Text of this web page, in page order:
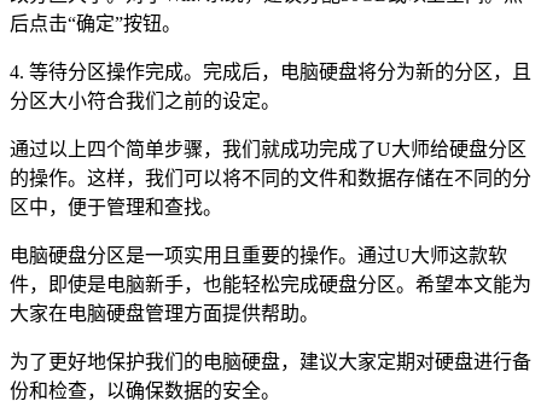
后点击“确定”按钮。
4. 等待分区操作完成。完成后，电脑硬盘将分为新的分区，且
分区大小符合我们之前的设定。
通过以上四个简单步骤，我们就成功完成了U大师给硬盘分区
的操作。这样，我们可以将不同的文件和数据存储在不同的分
区中，便于管理和查找。
电脑硬盘分区是一项实用且重要的操作。通过U大师这款软
件，即使是电脑新手，也能轻松完成硬盘分区。希望本文能为
大家在电脑硬盘管理方面提供帮助。
为了更好地保护我们的电脑硬盘，建议大家定期对硬盘进行备
份和检查，以确保数据的安全。